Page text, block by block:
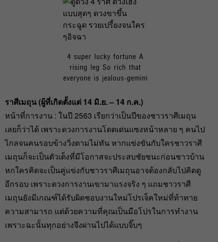
4 super lucky fortune A
rising leg So rich that
everyone is jealous-gemini
ราศีเมถุน (ผู้ที่เกิดตั้งแต่ 14 มิ.ย. – 14 ก.ค.)
หน้าที่การงาน : ในปี 2563 เรียกว่าเป็นปีของชาวราศีเมถุน
เลยก็ว่าได้ เพราะดวงการงานโดดเด่นแซงหน้าหลาย ๆ คนไป
ไกลจนคนรอบข้างวิ่งตามไม่ทัน หากแข่งขันกับใครชาวราศี
เมถุนก็จะเป็นตัวเต็งที่มีโอกาสจะประสบชัยชนะก่อนชาวบ้าน
หกใครคิดจะเป็นคู่แข่งกับชาวราศีเมถุนอาจต้องกลับไปคิดดู
อีกรอบ เพราะดวงการงานเขามาแรงจริง ๆ แถมชาวราศี
เมถุนยังมีเกณฑ์ได้รับผิดชอบงานใหม่โปรเจ็คใหม่ที่ท้าทาย
ความสามารถ แต่ด้วยความที่คุณเป็นมือโปรในการทำงาน
เพราะฉะนั้นทุกอย่างจึงผ่านไปได้แบบจิ๊บๆ